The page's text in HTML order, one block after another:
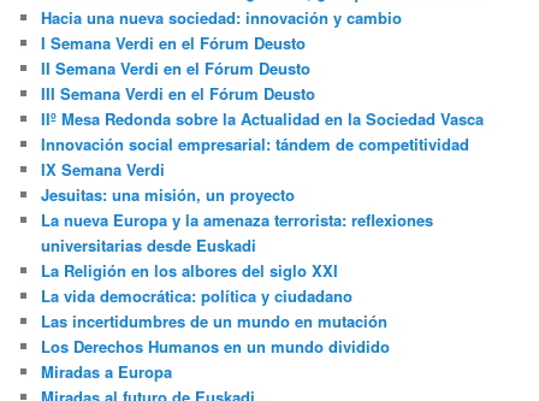
Hacia una nueva sociedad: innovación y cambio
I Semana Verdi en el Fórum Deusto
II Semana Verdi en el Fórum Deusto
III Semana Verdi en el Fórum Deusto
IIº Mesa Redonda sobre la Actualidad en la Sociedad Vasca
Innovación social empresarial: tándem de competitividad
IX Semana Verdi
Jesuitas: una misión, un proyecto
La nueva Europa y la amenaza terrorista: reflexiones
universitarias desde Euskadi
La Religión en los albores del siglo XXI
La vida democrática: política y ciudadano
Las incertidumbres de un mundo en mutación
Los Derechos Humanos en un mundo dividido
Miradas a Europa
Miradas al futuro de Euskadi